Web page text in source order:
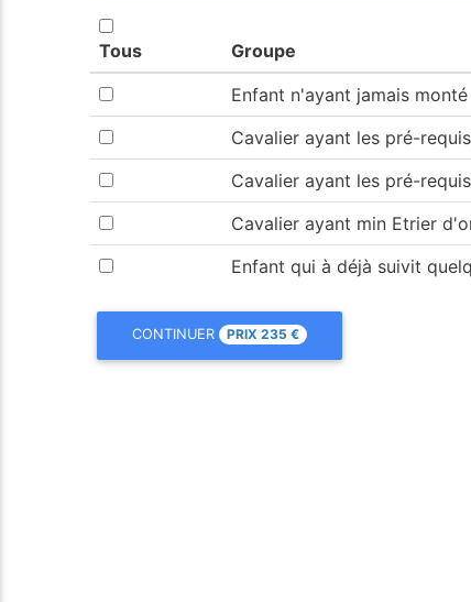
Tous Groupe
Enfant n'ayant jamais monté
Cavalier ayant les pré-
Cavalier ayant les pré-
Cavalier ayant min Etrier
Enfant qui à déjà suivit
CONTINUER PRIX235€